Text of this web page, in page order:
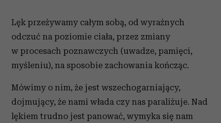
Lęk przeżywamy całym sobą, od wyraźnych
odczuć na poziomie ciała, przez zmiany
w procesach poznawczych (uwadze, pamięci,
myśleniu), na sposobie zachowania kończąc.
Mówimy o nim, że jest wszechogarniający,
dojmujący, że nami włada czy nas paraliżuje. Nad
lękiem trudno jest panować, wymyka się nam